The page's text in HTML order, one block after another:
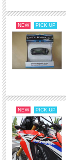
NEW PICK UP
NEW PICK UP